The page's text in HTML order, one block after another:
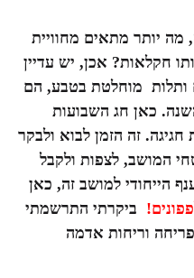
מה יותר מתאים מחוויית
חקלאות? אכן, יש עדיין
מוחלטת בטבע, הם
כאן חג השבועות
זה הזמן לבוא ולבקר
המושב, לצפות ולקבל
הייחודי למושב זה, כאן
ביקרתי התרשמתי
וריחות אדמה